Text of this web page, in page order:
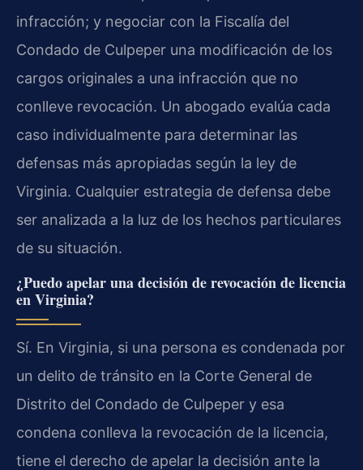
infracción; y negociar con la Fiscalía del
Condado de Culpeper una modificación de los
cargos originales a una infracción que no
conlleve revocación. Un abogado evalúa cada
caso individualmente para determinar las
defensas más apropiadas según la ley de
Virginia. Cualquier estrategia de defensa debe
ser analizada a la luz de los hechos particulares
de su situación.
¿Puedo apelar una decisión de revocación de licencia
en Virginia?
Sí. En Virginia, si una persona es condenada por
un delito de tránsito en la Corte General de
Distrito del Condado de Culpeper y esa
condena conlleva la revocación de la licencia,
tiene el derecho de apelar la decisión ante la